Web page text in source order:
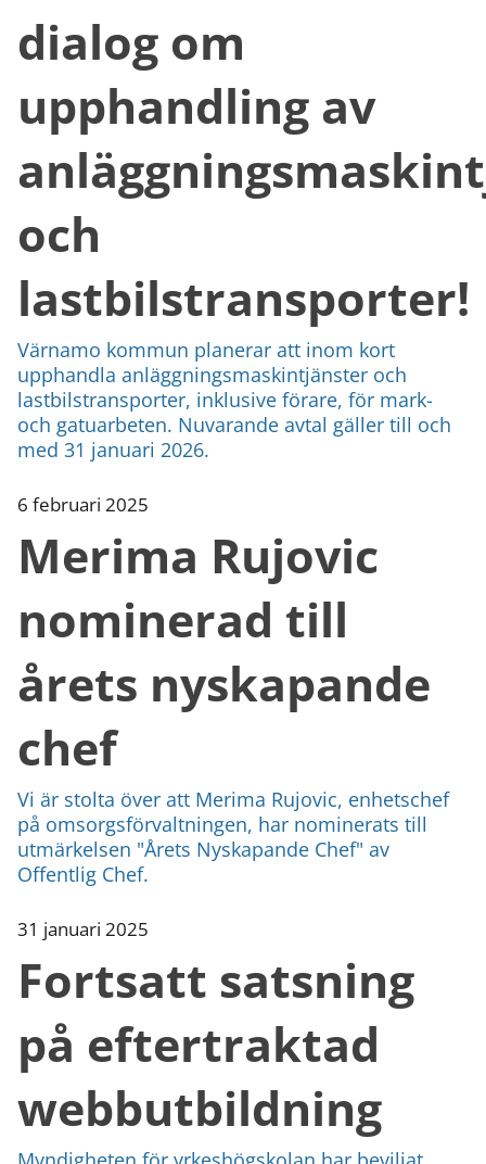
dialog om
upphandling av
och
lastbilstransporter!
Värnamo kommun planerar att inom kort
upphandla anläggningsmaskintjänster och
lastbilstransporter, inklusive förare, för mark-
och gatuarbeten. Nuvarande avtal gäller till och
med 31 januari 2026.
6 februari 2025
Merima Rujovic
nominerad till
årets nyskapande
chef
Vi är stolta över att Merima Rujovic, enhetschef
på omsorgsförvaltningen, har nominerats till
utmärkelsen "Årets Nyskapande Chef" av
Offentlig Chef.
31 januari 2025
Fortsatt satsning
på eftertraktad
webbutbildning